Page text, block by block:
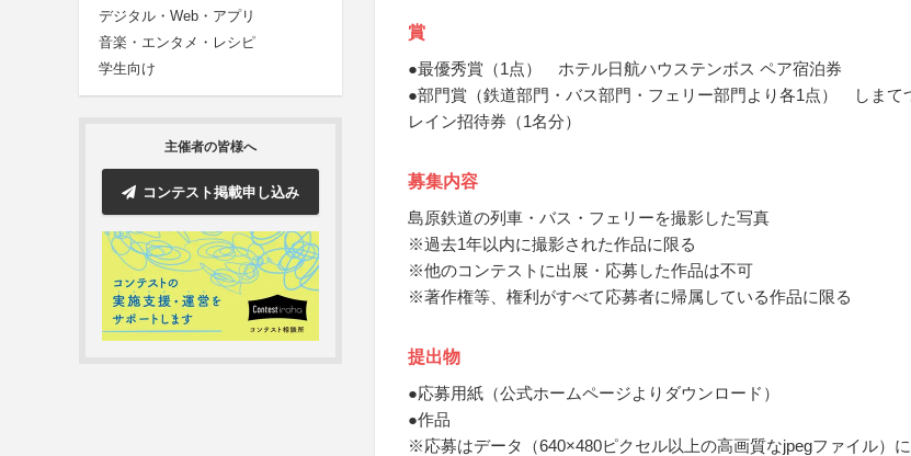
デジタル・Web・アプリ
音楽・エンタメ・レシピ
学生向け
主催者の皆様へ
コンテスト掲載申し込み
賞
●最優秀賞（1点） ホテル日航ハウステンボス ペア宿泊券
●部門賞（鉄道部門・バス部門・フェリー部門より各1点） しまて
レイン招待券（1名分）
募集内容
島原鉄道の列車・バス・フェリーを撮影した写真
※過去1年以内に撮影された作品に限る
※他のコンテストに出展・応募した作品は不可
※著作権等、権利がすべて応募者に帰属している作品に限る
提出物
●応募用紙（公式ホームページよりダウンロード）
●作品
※応募はデータ（640×480ピクセル以上の高画質なjpegファイル）